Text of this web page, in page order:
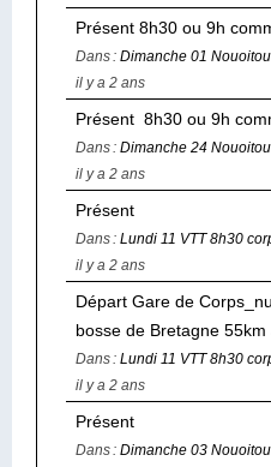
Présent 8h30 ou 9h
Dans : Dimanche 01
il y a 2 ans
Présent 8h30 ou 9h
Dans : Dimanche 24
il y a 2 ans
Présent
Dans : Lundi 11 VTT 8h30
il y a 2 ans
Départ Gare de
bosse de Bretagne
Dans : Lundi 11 VTT 8h30
il y a 2 ans
Présent
Dans : Dimanche 03